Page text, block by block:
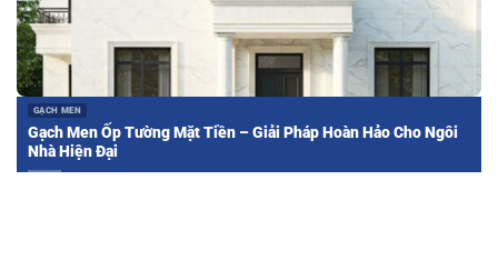
GẠCH MEN
Gạch Men Ốp Tường Mặt Tiền – Giải Pháp Hoàn Hảo Cho Ngôi
Nhà Hiện Đại